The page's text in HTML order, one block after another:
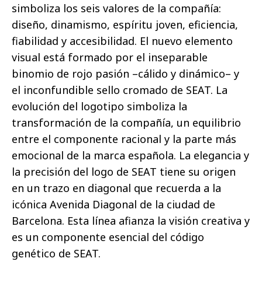
simboliza los seis valores de la compañía:
diseño, dinamismo, espíritu joven, eficiencia,
fiabilidad y accesibilidad. El nuevo elemento
visual está formado por el inseparable
binomio de rojo pasión –cálido y dinámico– y
el inconfundible sello cromado de SEAT. La
evolución del logotipo simboliza la
transformación de la compañía, un equilibrio
entre el componente racional y la parte más
emocional de la marca española. La elegancia y
la precisión del logo de SEAT tiene su origen
en un trazo en diagonal que recuerda a la
icónica Avenida Diagonal de la ciudad de
Barcelona. Esta línea afianza la visión creativa y
es un componente esencial del código
genético de SEAT.